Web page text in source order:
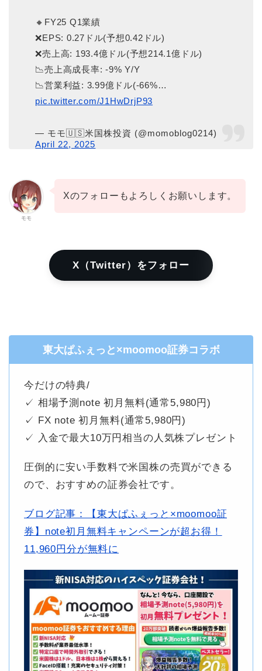
🔸FY25 Q1業績
❌EPS: 0.27ドル(予想0.42ドル)
❌売上高: 193.4億ドル(予想214.1億ドル)
📉売上高成長率: -9% Y/Y
📉営業利益: 3.99億ドル(-66%…
pic.twitter.com/J1HwDrjP93
— モモ🇺🇸米国株投資 (@momoblog0214)
April 22, 2025
モモ
Xのフォローもよろしくお願いします。
X（Twitter）をフォロー
東大ぱふぇっと×moomoo証券コラボ
今だけの特典/
✓ 相場予測note 初月無料(通常5,980円)
✓ FX note 初月無料(通常5,980円)
✓ 入金で最大10万円相当の人気株プレゼント
圧倒的に安い手数料で米国株の売買ができる
ので、おすすめの証券会社です。
ブログ記事：【東大ぱふぇっと×moomoo証
券】note初月無料キャンペーンが超お得！
11,960円分が無料に